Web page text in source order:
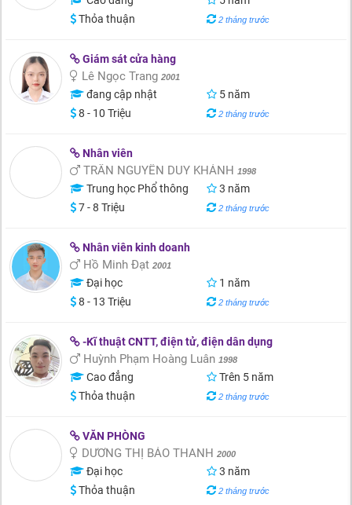
Thỏa thuận
2 tháng trước
Giám sát cửa hàng
Lê Ngọc Trang 2001
đang cập nhật
5 năm
8 - 10 Triệu
2 tháng trước
Nhân viên
TRẦN NGUYỄN DUY KHÁNH 1998
Trung học Phổ thông
3 năm
7 - 8 Triệu
2 tháng trước
Nhân viên kinh doanh
Hồ Minh Đạt 2001
Đại học
1 năm
8 - 13 Triệu
2 tháng trước
-Kĩ thuật CNTT, điện tử, điện dân dụng
Huỳnh Phạm Hoàng Luân 1998
Cao đẳng
Trên 5 năm
Thỏa thuận
2 tháng trước
VĂN PHÒNG
DƯƠNG THỊ BẢO THANH 2000
Đại học
3 năm
Thỏa thuận
2 tháng trước